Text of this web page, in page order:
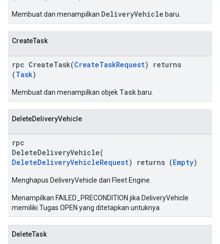
Membuat dan menampilkan DeliveryVehicle baru.
CreateTask
rpc CreateTask(CreateTaskRequest) returns
(Task)
Membuat dan menampilkan objek Task baru.
DeleteDeliveryVehicle
rpc
DeleteDeliveryVehicle(
DeleteDeliveryVehicleRequest) returns (Empty)
Menghapus DeliveryVehicle dari Fleet Engine.
Menampilkan FAILED_PRECONDITION jika DeliveryVehicle
memiliki Tugas OPEN yang ditetapkan untuknya.
DeleteTask